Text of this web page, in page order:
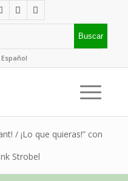
Español
/ ¡Lo que quieras!” con
Strobel